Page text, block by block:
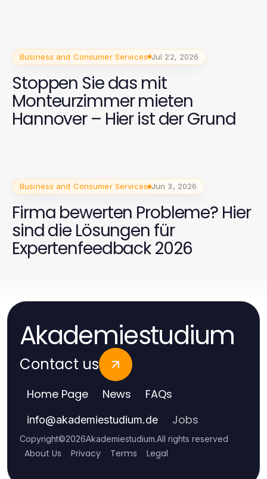
Business and Consumer Services Jul 22, 2026
Stoppen Sie das mit
Monteurzimmer mieten
Hannover – Hier ist der Grund
Business and Consumer Services Jun 3, 2026
Firma bewerten Probleme? Hier
sind die Lösungen für
Expertenfeedback 2026
Akademiestudium
Contact us
Home Page News FAQs
info@akademiestudium.de Jobs
Copyright©2026Akademiestudium.All rights reserved
About Us Privacy Terms Legal